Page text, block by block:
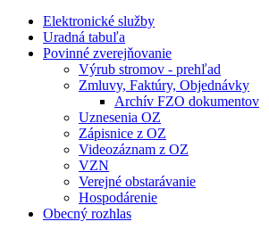
Elektronické služby
Uradná tabuľa
Povinné zverejňovanie
Výrub stromov - prehľad
Zmluvy, Faktúry, Objednávky
Archív FZO dokumentov
Uznesenia OZ
Zápisnice z OZ
Videozáznam z OZ
VZN
Verejné obstarávanie
Hospodárenie
Obecný rozhlas